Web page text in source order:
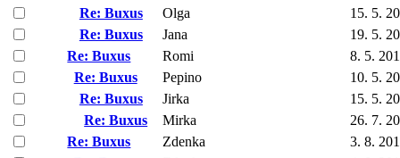
Re: Buxus
Olga
15. 5.
Re: Buxus
Jana
19. 5.
Re: Buxus
Romi
8. 5.
Re: Buxus
Pepino
10. 5.
Re: Buxus
Jirka
15. 5.
Re: Buxus
Mirka
26. 7.
Re: Buxus
Zdenka
3. 8.